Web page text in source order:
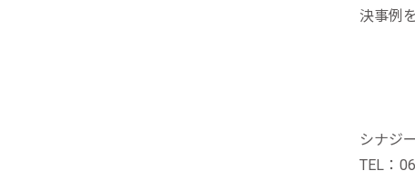
決事例
シナジ
TEL：